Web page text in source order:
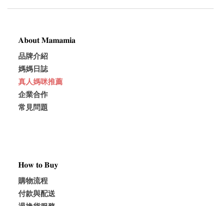
𝐀𝐛𝐨𝐮𝐭 𝐌𝐚𝐦𝐚𝐦𝐢𝐚
品牌介紹
媽媽日誌
真人媽咪推薦
企業合作
常見問題
𝐇𝐨𝐰 𝐭𝐨 𝐁𝐮𝐲
購物流程
付款與配送